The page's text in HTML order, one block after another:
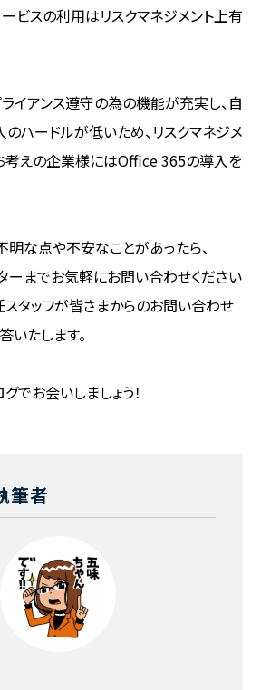
ビスの利用はリスクマネジメント上有
イアンス遵守の為の機能が充実し、自
ハードルが低いため、リスクマネジメ
考えの企業様にはOffice 365の導入を
明な点や不安なことがあったら、
までお気軽にお問い合わせください
タッフが皆さまからのお問い合わせ
たします。
でお会いしましょう！
筆者